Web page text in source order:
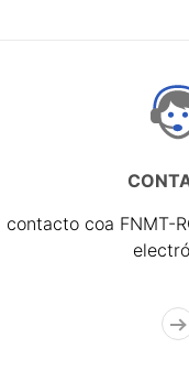
contacto coa FNMT-